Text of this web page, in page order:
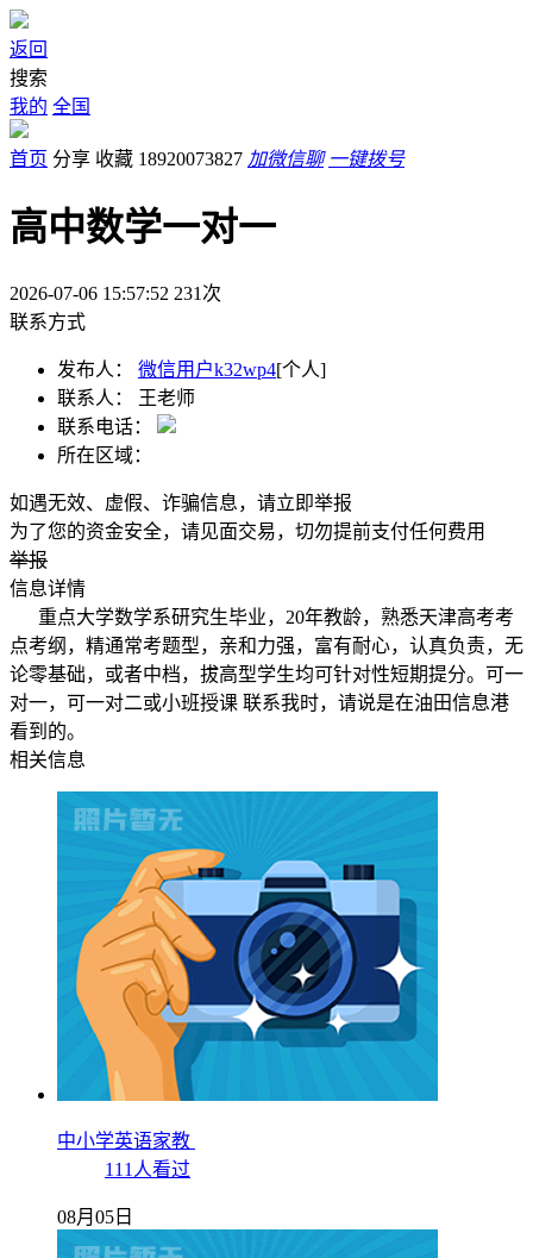
返回
搜索
我的 全国
首页 分享 收藏 18920073827 加微信聊 一键拨号
高中数学一对一
2026-07-06 15:57:52 231 次
联系方式
发布人： 微信用户k32wp4[个人]
联系人：
王老师
联系电话：
所在区域：
如遇无效、虚假、诈骗信息，请立即举报
为了您的资金安全，请见面交易，切勿提前支付任何费用
举报
信息详情
重点大学数学系研究生毕业，20年教龄，熟悉天津高考考
点考纲，精通常考题型，亲和力强，富有耐心，认真负责，无
论零基础，或者中档，拔高型学生均可针对性短期提分。可一
对一，可一对二或小班授课 联系我时，请说是在油田信息港
看到的。
相关信息
中小学英语家教
111人看过
08月05日